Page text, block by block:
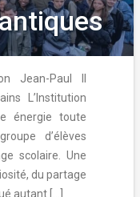
Jean-Paul II
L’Institution
énergie toute
d’élèves
scolaire. Une
du partage
autant […]